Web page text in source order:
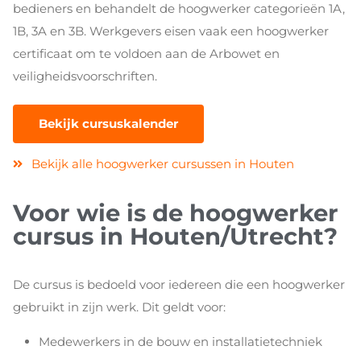
bedieners en behandelt de hoogwerker categorieën 1A,
1B, 3A en 3B. Werkgevers eisen vaak een hoogwerker
certificaat om te voldoen aan de Arbowet en
veiligheidsvoorschriften.
Bekijk cursuskalender
Bekijk alle hoogwerker cursussen in Houten
Voor wie is de hoogwerker
cursus in Houten/Utrecht?
De cursus is bedoeld voor iedereen die een hoogwerker
gebruikt in zijn werk. Dit geldt voor:
Medewerkers in de bouw en installatietechniek